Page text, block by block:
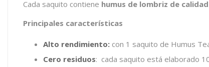
Cada saquito contiene humus de lombriz de
Principales características
Alto rendimiento: con 1 saquito de Humus
Cero residuos: cada saquito está elaborado